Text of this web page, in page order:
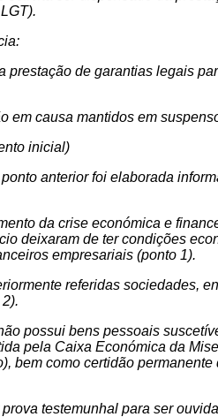
de garantias legais
em causa mantidos em
inicial)
anterior foi elaborada
da crise económica e
deixaram de ter condições
empresariais (ponto 1).
referidas sociedades,
possui bens pessoais
pela Caixa Económica da
bem como certidão
testemunhal para ser